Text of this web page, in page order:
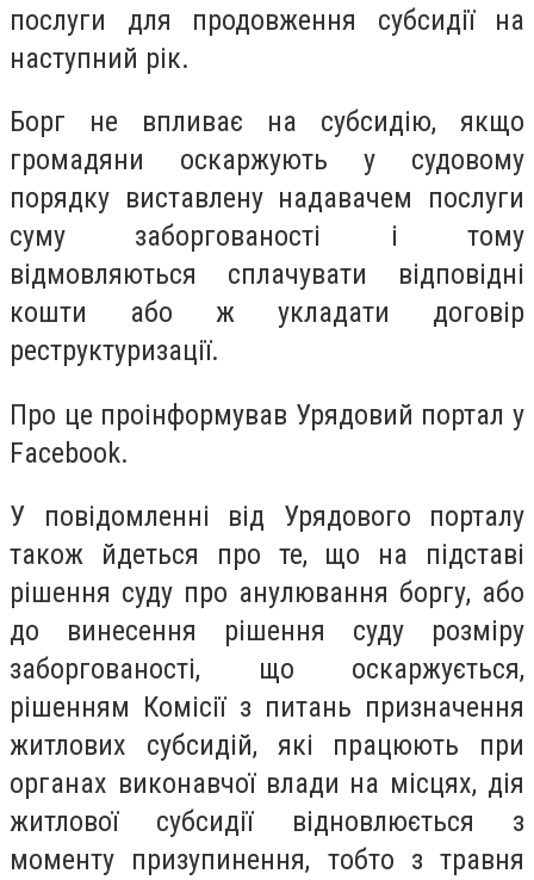
послуги для продовження субсидії на
наступний рік.
Борг не впливає на субсидію, якщо
громадяни оскаржують у судовому
порядку виставлену надавачем послуги
суму заборгованості і тому
відмовляються сплачувати відповідні
кошти або ж укладати договір
реструктуризації.
Про це проінформував Урядовий портал у
Facebook.
У повідомленні від Урядового порталу
також йдеться про те, що на підставі
рішення суду про анулювання боргу, або
до винесення рішення суду розміру
заборгованості, що оскаржується,
рішенням Комісії з питань призначення
житлових субсидій, які працюють при
органах виконавчої влади на місцях, дія
житлової субсидії відновлюється з
моменту призупинення, тобто з травня